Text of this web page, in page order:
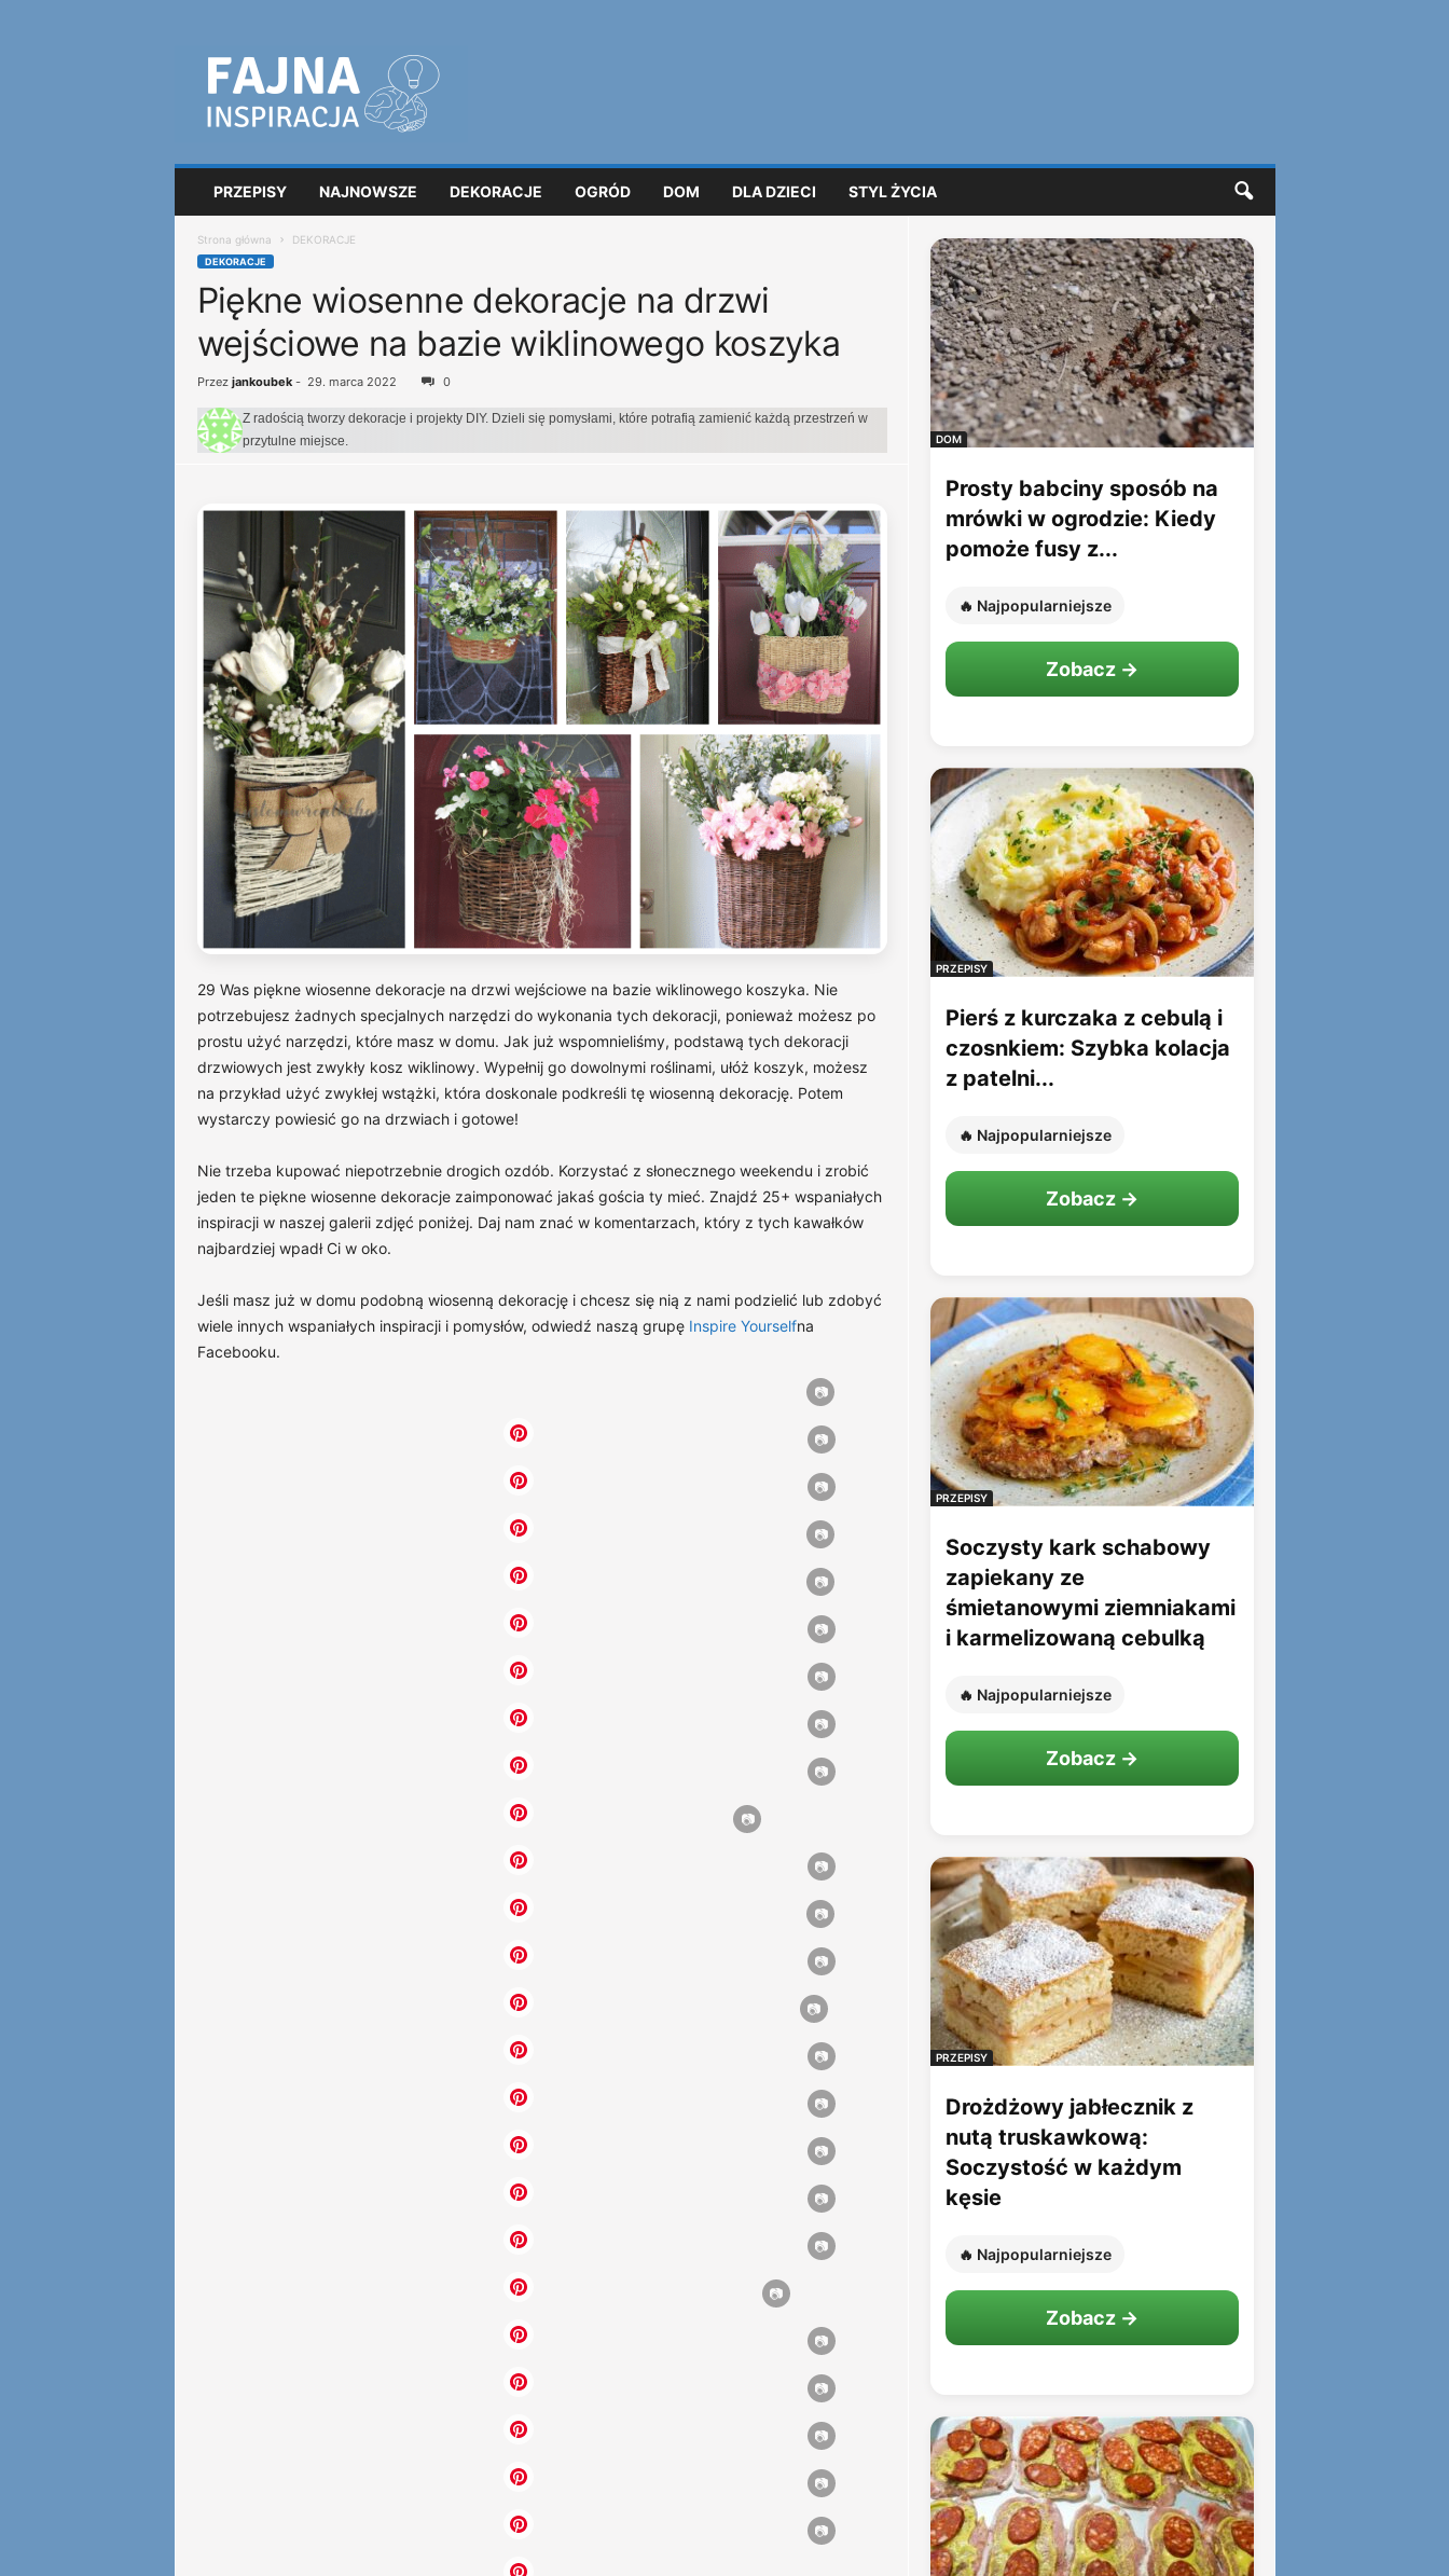
PRZEPISY NAJNOWSZE DEKORACJE OGRÓD DOM DLA DZIECI STYL ŻYCIA
Strona główna DEKORACJE
DEKORACJE
Piękne wiosenne dekoracje na drzwi
wejściowe na bazie wiklinowego koszyka
Przez jankoubek- 29. marca 2022 0
Z radością tworzy dekoracje i projekty DIY. Dzieli się pomysłami, które potrafią zamienić każdą przestrzeń w
przytulne miejsce.
29 Was piękne wiosenne dekoracje na drzwi wejściowe na bazie wiklinowego koszyka. Nie
potrzebujesz żadnych specjalnych narzędzi do wykonania tych dekoracji, ponieważ możesz po
prostu użyć narzędzi, które masz w domu. Jak już wspomnieliśmy, podstawą tych dekoracji
drzwiowych jest zwykły kosz wiklinowy. Wypełnij go dowolnymi roślinami, ułóż koszyk, możesz
na przykład użyć zwykłej wstążki, która doskonale podkreśli tę wiosenną dekorację. Potem
wystarczy powiesić go na drzwiach i gotowe!
Nie trzeba kupować niepotrzebnie drogich ozdób. Korzystać z słonecznego weekendu i zrobić
jeden te piękne wiosenne dekoracje zaimponować jakaś gościa ty mieć. Znajdź 25+ wspaniałych
inspiracji w naszej galerii zdjęć poniżej. Daj nam znać w komentarzach, który z tych kawałków
najbardziej wpadł Ci w oko.
Jeśli masz już w domu podobną wiosenną dekorację i chcesz się nią z nami podzielić lub zdobyć
wiele innych wspaniałych inspiracji i pomysłów, odwiedź naszą grupę Inspire Yourselfna
Facebooku.
DOM
Prosty babciny sposób na
mrówki w ogrodzie: Kiedy
pomoże fusy z...
🔥 Najpopularniejsze
Zobacz →
PRZEPISY
Pierś z kurczaka z cebulą i
czosnkiem: Szybka kolacja
z patelni...
🔥 Najpopularniejsze
Zobacz →
PRZEPISY
Soczysty kark schabowy
zapiekany ze
śmietanowymi ziemniakami
i karmelizowaną cebulką
🔥 Najpopularniejsze
Zobacz →
PRZEPISY
Drożdżowy jabłecznik z
nutą truskawkową:
Soczystość w każdym
kęsie
🔥 Najpopularniejsze
Zobacz →